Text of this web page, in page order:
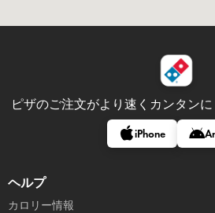
ピザのご注文がより速くカンタンに
iPhone
ヘルプ
カロリー情報